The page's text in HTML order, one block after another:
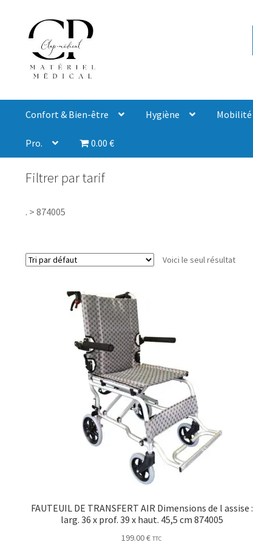
Confort & Bien-être Hygiène Mobilité
Pro. 0.00 €
Filtrer par tarif
. > 874005
Voici le seul résultat
FAUTEUIL DE TRANSFERT AIR Dimensions de l assise :
larg. 36 x prof. 39 x haut. 45,5 cm 874005
199.00€ TTC